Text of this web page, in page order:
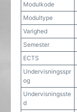
Modulkode
Modultype
Varighed
Semester
ECTS
Undervisningsspr
og
Undervisningsste
d